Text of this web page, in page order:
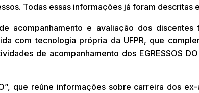
Todas essas informações já foram descritas
acompanhamento e avaliação dos
com tecnologia própria da UFPR, que
de acompanhamento dos EGRESSOS DO
que reúne informações sobre carreira dos